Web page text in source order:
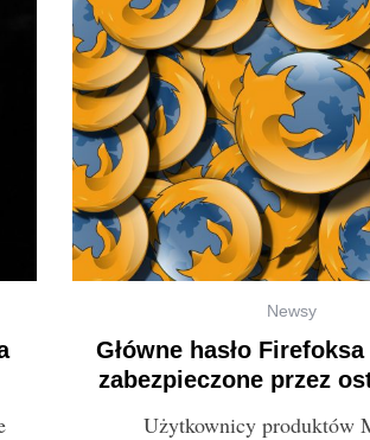
Newsy
Główne hasło Firefoksa
zabezpieczone przez
Użytkownicy produktów